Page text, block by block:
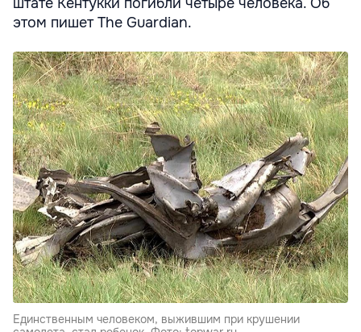
этом пишет The Guardian.
Единственным человеком, выжившим при крушении